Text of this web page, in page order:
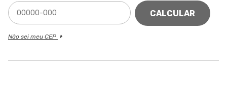
CALCULAR
Não sei meu CEP